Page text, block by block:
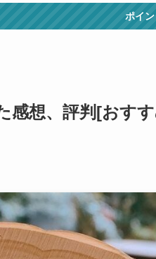
ポイ
感想、評判[おす